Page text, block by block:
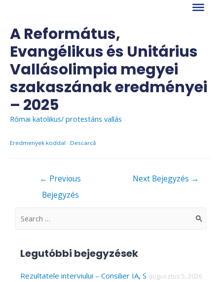
content
A Református,
Evangélikus és Unitárius
Vallásolimpia megyei
szakaszának eredményei
– 2025
Római katolikus/ protestáns vallás
Eredmenyek koddal Descarcă
← Previous
Bejegyzés
Next Bejegyzés →
S
c
Legutóbbi bejegyzések
Rezultatele interviului – Consilier IA, S augusztus 5, 2026